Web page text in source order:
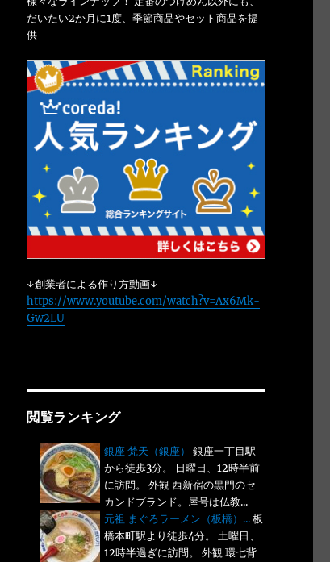
だいたい2か月に1度、季節商品やセット商品を提
供
↓創業者による作り方動画↓
https://www.youtube.com/watch?v=Ax6Mk-
Gw2LU
閲覧ランキング
銀座 梵天（銀座）
銀座一丁目駅
から徒歩3分。 日曜日、12時半前
に訪問。 外観 西新宿の黒門のセ
カンドブランド。屋号は仏教...
元祖 まぐろラーメン（板橋）...板
橋本町駅より徒歩4分。 土曜日、
12時半過ぎに訪問。 外観 環七背